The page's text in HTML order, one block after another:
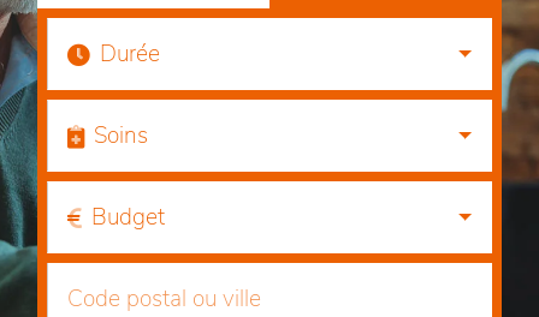
Durée
Soins
Budget